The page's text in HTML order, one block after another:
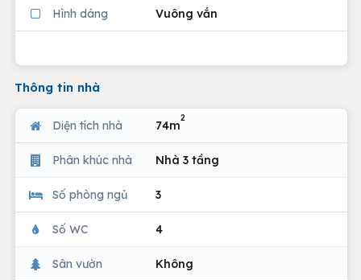
Hình dáng Vuông vắn
Thông tin nhà
Diện tích nhà 74m
2
Phân khúc nhà Nhà 3 tầng
Số phòng ngủ 3
Số WC 4
Sân vườn Không